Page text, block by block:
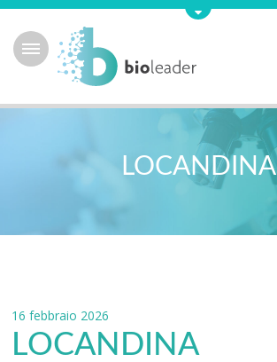
LOCANDINA
16 febbraio 2026
LOCANDINA